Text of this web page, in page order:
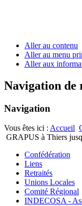
Aller au contenu
Aller au menu
Aller aux
Navigation de
Navigation
Vous êtes ici : Accueil
GRAPUS à Thiers
Confédération
Liens
Retraités
Unions Locales
Comité Régional
INDECOSA -